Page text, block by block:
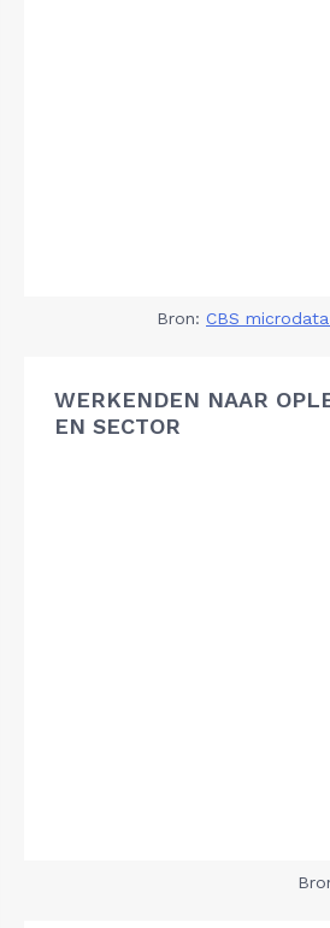
Bron: CBS
WERKENDEN NAAR
EN SECTOR